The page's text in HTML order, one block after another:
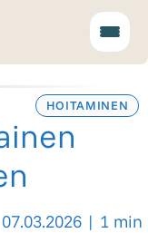
HOITAMINEN
| 1 min